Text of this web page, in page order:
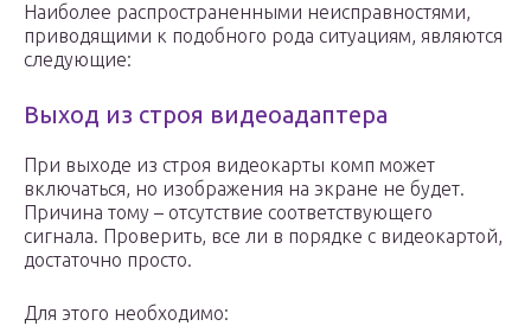
Наиболее распространенными неисправностями,
приводящими к подобного рода ситуациям, являются
следующие:
Выход из строя видеоадаптера
При выходе из строя видеокарты комп может
включаться, но изображения на экране не будет.
Причина тому – отсутствие соответствующего
сигнала. Проверить, все ли в порядке с видеокартой,
достаточно просто.
Для этого необходимо: